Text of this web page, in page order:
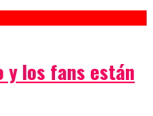
y los fans están